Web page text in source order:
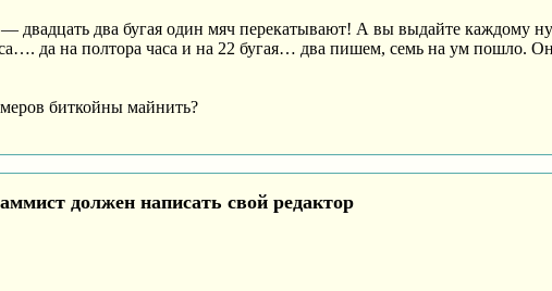
двадцать два бугая один мяч перекатывают! А вы выдайте каждому
да на полтора часа и на 22 бугая… два пишем, семь на ум пошло.
биткойны майнить?
должен написать свой редактор